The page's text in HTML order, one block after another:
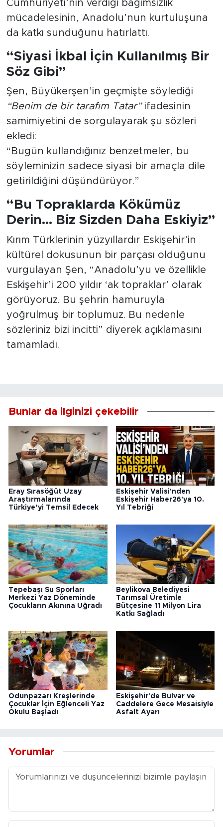
Cumhuriyeti’nin verdiği bağımsızlık
mücadelesinin, Anadolu’nun kurtuluşuna
da katkı sunduğunu hatırlattı.
“Siyasi İkbal İçin Kullanılmış Bir
Söz Gibi”
Şen, Büyükerşen’in geçmişte söylediği
“Benim de bir tarafım Tatar”ifadesinin
samimiyetini de sorgulayarak şu sözleri
ekledi:
“Bugün kullandığınız benzetmeler, bu
söyleminizin sadece siyasi bir amaçla dile
getirildiğini düşündürüyor.”
“Bu Topraklarda Kökümüz
Derin… Biz Sizden Daha Eskiyiz”
Kırım Türklerinin yüzyıllardır Eskişehir’in
kültürel dokusunun bir parçası olduğunu
vurgulayan Şen, “Anadolu’yu ve özellikle
Eskişehir’i 200 yıldır ‘ak topraklar’ olarak
görüyoruz. Bu şehrin hamuruyla
yoğrulmuş bir toplumuz. Bu nedenle
sözleriniz bizi incitti” diyerek açıklamasını
tamamladı.
Bunlar da ilginizi çekebilir
Eray Sırasöğüt Uzay
Araştırmalarında
Türkiye’yi Temsil Edecek
Eskişehir Valisi'nden
Eskişehir Haber26'ya 10.
Yıl Tebriği
Tepebaşı Su Sporları
Merkezi Yaz Döneminde
Çocukların Akınına Uğradı
Beylikova Belediyesi
Tarımsal Üretimle
Bütçesine 11 Milyon Lira
Katkı Sağladı
Odunpazarı Kreşlerinde
Çocuklar İçin Eğlenceli Yaz
Okulu Başladı
Eskişehir'de Bulvar ve
Caddelere Gece Mesaisiyle
Asfalt Ayarı
Yorumlar